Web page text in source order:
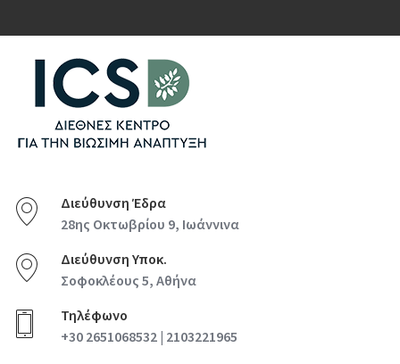
Διεύθυνση Έδρα
28ης Οκτωβρίου 9, Ιωάννινα
Διεύθυνση Υποκ.
Σοφοκλέους 5, Αθήνα
Τηλέφωνο
+30 2651068532 | 2103221965